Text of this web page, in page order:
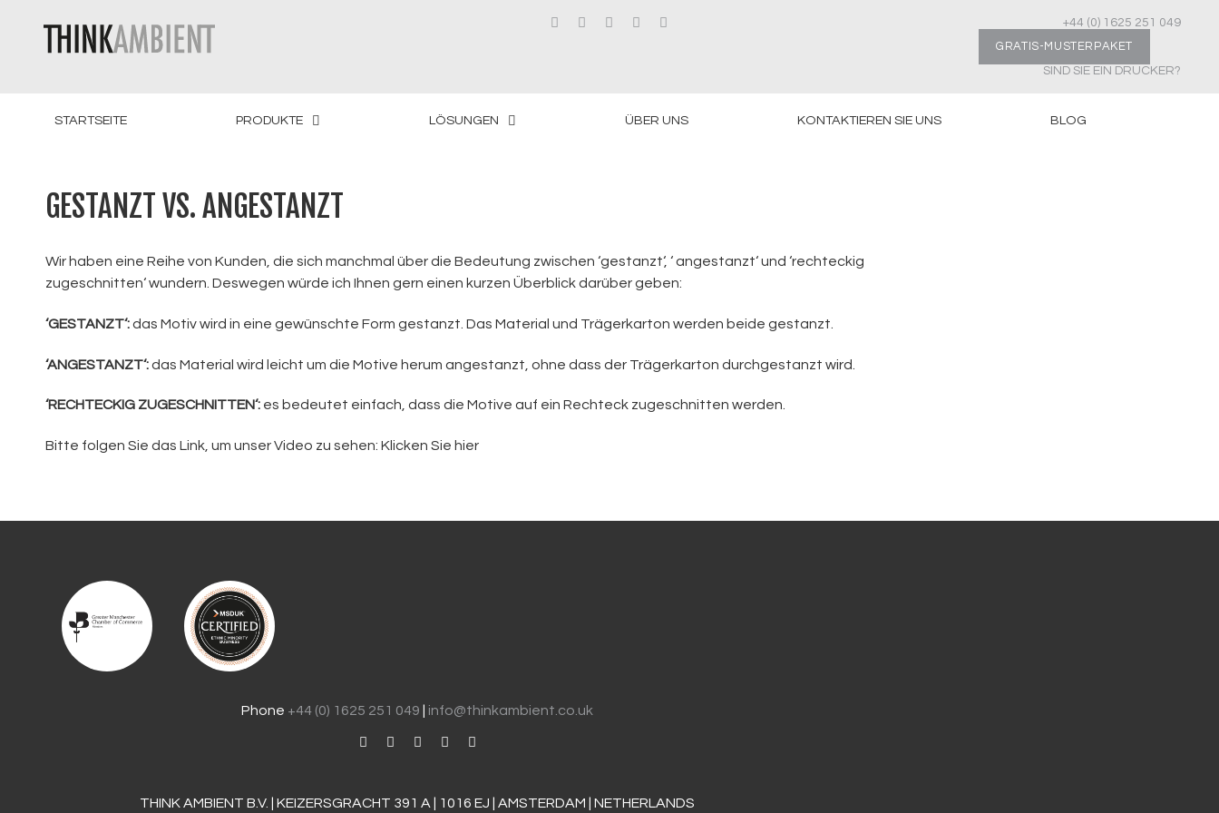
+44 (0) 1625 251 049
GRATIS-MUSTERPAKET
SIND SIE EIN DRUCKER?
STARTSEITE PRODUKTE LÖSUNGEN ÜBER UNS KONTAKTIEREN SIE UNS BLOG
GESTANZT VS. ANGESTANZT
Wir haben eine Reihe von Kunden, die sich manchmal über die Bedeutung zwischen ‘gestanzt‘, ‘ angestanzt‘ und ‘rechteckig
zugeschnitten‘ wundern. Deswegen würde ich Ihnen gern einen kurzen Überblick darüber geben:
‘GESTANZT‘:das Motiv wird in eine gewünschte Form gestanzt. Das Material und Trägerkarton werden beide gestanzt.
‘ANGESTANZT‘:das Material wird leicht um die Motive herum angestanzt, ohne dass der Trägerkarton durchgestanzt wird.
‘RECHTECKIG ZUGESCHNITTEN‘: es bedeutet einfach, dass die Motive auf ein Rechteck zugeschnitten werden.
Bitte folgen Sie das Link, um unser Video zu sehen: Klicken Sie hier
Phone +44 (0) 1625 251 049 info@thinkambient.co.uk
THINK AMBIENT B.V. | KEIZERSGRACHT 391 A | 1016 EJ | AMSTERDAM | NETHERLANDS